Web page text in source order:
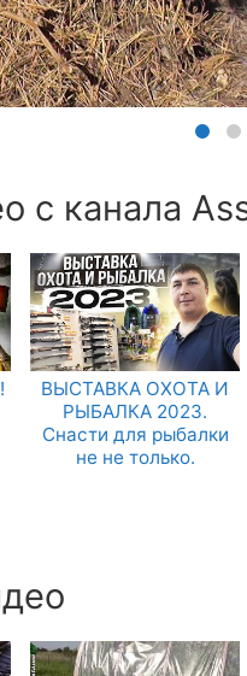
с канала
ВЫСТАВКА ОХОТА И
РЫБАЛКА 2023.
Снасти для рыбалки
не не только.